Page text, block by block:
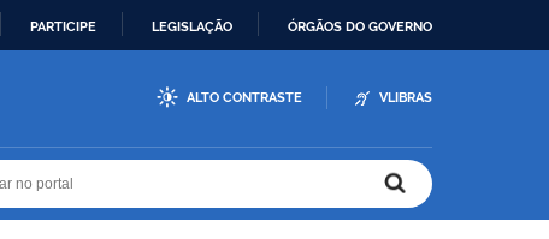
PARTICIPE LEGISLAÇÃO ÓRGÃOS DO GOVERNO
ALTO CONTRASTE VLIBRAS